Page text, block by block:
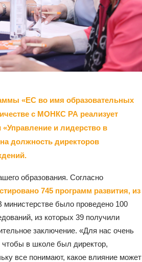
«ЕС во имя образовательных
с МОНКС РА реализует
и лидерство в
должность директоров
образования. Согласно
745 программ развития, из
министерстве было проведено 100
из которых 39 получили
заключение. «Для нас очень
чтобы в школе был директор,
все понимают, какое влияние может